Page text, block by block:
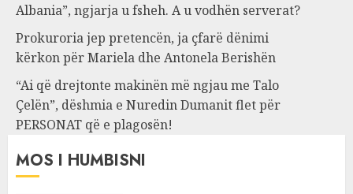
Albania”, ngjarja u fsheh. A u vodhën serverat?
Prokuroria jep pretencën, ja çfarë dënimi
kërkon për Mariela dhe Antonela Berishën
“Ai që drejtonte makinën më ngjau me Talo
Çelën”, dëshmia e Nuredin Dumanit flet për
PERSONAT që e plagosën!
MOS I HUMBISNI